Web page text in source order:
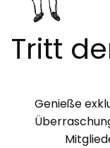
Tritt
Genieße